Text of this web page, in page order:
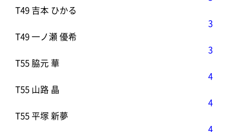
T49 吉本 ひかる
3
T49 一ノ瀬 優希
3
T55 脇元 華
4
T55 山路 晶
4
T55 平塚 新夢
4